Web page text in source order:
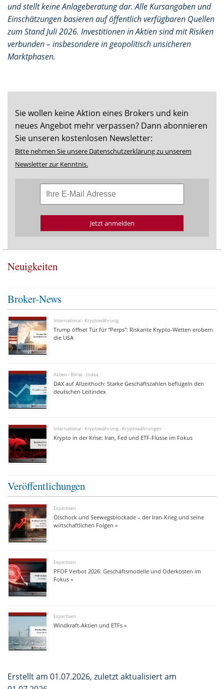
und stellt keine Anlageberatung dar. Alle Kursangaben und
Einschätzungen basieren auf öffentlich verfügbaren Quellen
zum Stand Juli 2026. Investitionen in Aktien sind mit Risiken
verbunden – insbesondere in geopolitisch unsicheren
Marktphasen.
Sie wollen keine Aktion eines Brokers und kein
neues Angebot mehr verpassen? Dann abonnieren
Sie unseren kostenlosen Newsletter:
Bitte nehmen Sie unsere Datenschutzerklärung zu unserem
Newsletter zur Kenntnis.
Jetzt anmelden
Neuigkeiten
Broker-News
International - Kryptowährung
Trump öffnet Tür für "Perps": Riskante Krypto-Wetten erobern
die USA
Aktien - Börse - Index
DAX auf Allzeithoch: Starke Geschäftszahlen beflügeln den
deutschen Leitindex
International - Kryptowährung - Kryptowährungen
Krypto in der Krise: Iran, Fed und ETF-Flüsse im Fokus
Veröffentlichungen
Expertisen
Ölschock und Seewegsblockade – der Iran-Krieg und seine
wirtschaftlichen Folgen »
Expertisen
PFOF Verbot 2026: Geschäftsmodelle und Oderkosten im
Fokus »
Expertisen
Windkraft-Aktien und ETFs »
Erstellt am 01.07.2026, zuletzt aktualisiert am